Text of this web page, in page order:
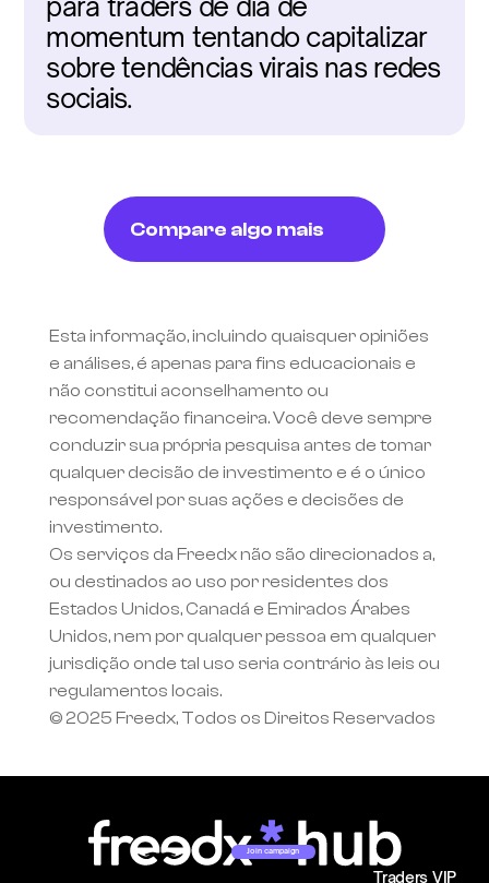
para traders de dia de
momentum tentando capitalizar
sobre tendências virais nas redes
sociais.
Compare algo mais
Esta informação, incluindo quaisquer opiniões
e análises, é apenas para fins educacionais e
não constitui aconselhamento ou
recomendação financeira. Você deve sempre
conduzir sua própria pesquisa antes de tomar
qualquer decisão de investimento e é o único
responsável por suas ações e decisões de
investimento.
Os serviços da Freedx não são direcionados a,
ou destinados ao uso por residentes dos
Estados Unidos, Canadá e Emirados Árabes
Unidos, nem por qualquer pessoa em qualquer
jurisdição onde tal uso seria contrário às leis ou
regulamentos locais.
© 2025 Freedx, Todos os Direitos Reservados
Join campaign
Traders VIP